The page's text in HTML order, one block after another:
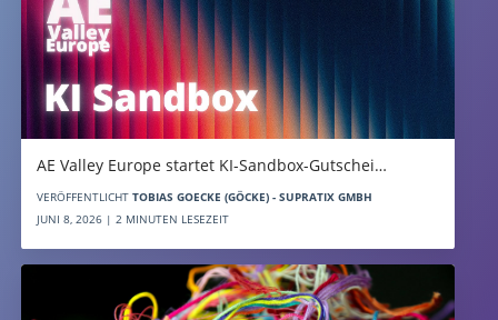
AE Valley Europe startet KI-Sandbox-Gutschei…
VERÖFFENTLICHT TOBIAS GOECKE (GÖCKE) - SUPRATIX GMBH
JUNI 8, 2026 | 2 MINUTEN LESEZEIT